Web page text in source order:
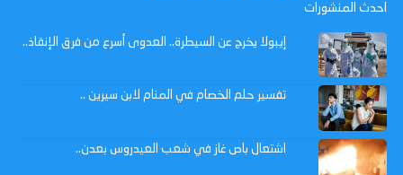
احدث المنشورات
إيبولا يخرج عن السيطرة.. العدوى أسرع من فرق الإنقاذ..
تفسير حلم الخصام في المنام لابن سيرين ..
اشتعال باص غاز في شعب العيدروس بعدن..